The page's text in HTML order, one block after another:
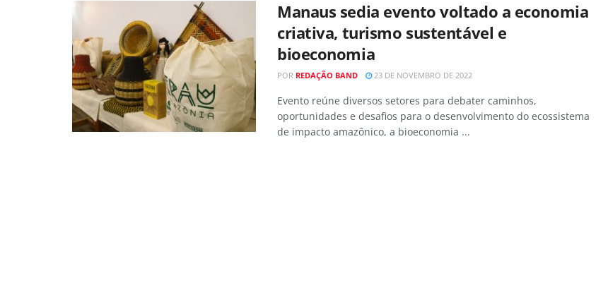
Manaus sedia evento voltado a economia
criativa, turismo sustentável e
bioeconomia
POR REDAÇÃO BAND 23 DE NOVEMBRO DE 2022
Evento reúne diversos setores para debater caminhos,
oportunidades e desafios para o desenvolvimento do ecossistema
de impacto amazônico, a bioeconomia ...